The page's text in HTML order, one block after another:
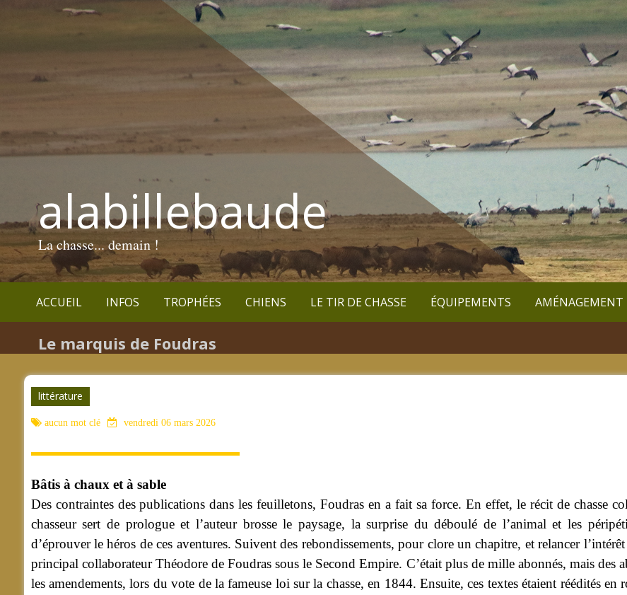
alabillebaude
La chasse... demain !
ACCUEIL INFOS TROPHÉES CHIENS LE TIR DE CHASSE ÉQUIPEMENTS AMÉNAGEMENT
Le marquis de Foudras
littérature
aucun mot clé vendredi 06 mars 2026
Bâtis à chaux et à sable
Des contraintes des publications dans les feuilletons, Foudras en a fait sa force. En effet, le récit de chasse
chasseur sert de prologue et l’auteur brosse le paysage, la surprise du déboulé de l’animal et les
d’éprouver le héros de ces aventures. Suivent des rebondissements, pour clore un chapitre, et relancer
principal collaborateur Théodore de Foudras sous le Second Empire. C’était plus de mille abonnés, mais des
les amendements, lors du vote de la fameuse loi sur la chasse, en 1844. Ensuite, ces textes étaient réédités